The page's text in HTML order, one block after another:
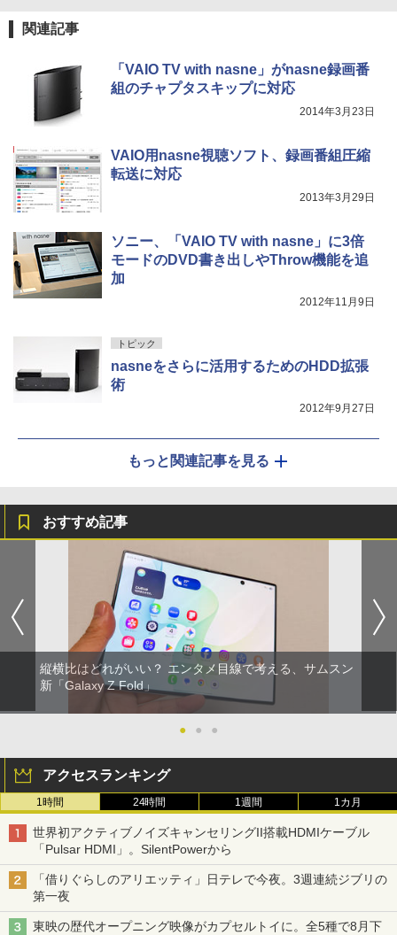
関連記事
「VAIO TV with nasne」がnasne録画番
組のチャプタスキップに対応
2014年3月23日
VAIO用nasne視聴ソフト、録画番組圧縮
転送に対応
2013年3月29日
ソニー、「VAIO TV with nasne」に3倍
モードのDVD書き出しやThrow機能を追
加
2012年11月9日
トピック
nasneをさらに活用するためのHDD拡張
術
2012年9月27日
もっと関連記事を見る
おすすめ記事
縦横比はどれがいい？ エンタメ目線で考える、サムスン
新「Galaxy Z Fold」
● ● ●
アクセスランキング
1時間 24時間 1週間 1カ月
世界初アクティブノイズキャンセリングII搭載HDMIケーブル
「Pulsar HDMI」。SilentPowerから
「借りぐらしのアリエッティ」日テレで今夜。3週連続ジブリの
第一夜
東映の歴代オープニング映像がカプセルトイに。全5種で8月下